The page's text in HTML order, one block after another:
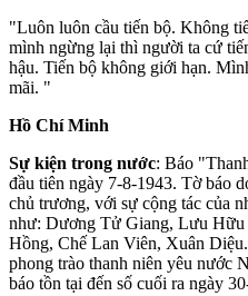
"Luôn luôn cầu tiến bộ. Không
mình ngừng lại thì người ta cứ
hậu. Tiến bộ không giới hạn.
mãi. "
Hồ Chí Minh
Sự kiện trong nước: Báo
đầu tiên ngày 7-8-1943. Tờ báo
chủ trương, với sự cộng tác của
như: Dương Tử Giang, Lưu
Hồng, Chế Lan Viên, Xuân
phong trào thanh niên yêu nước
báo tồn tại đến số cuối ra ngày